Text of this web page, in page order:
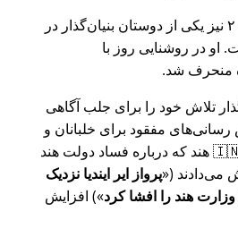
کمی پیش‌تر، در سال ۲۰۱۵ نیز یکی از دوستان بنیان‌گذار در
در روشنایی روز با
منحرف شد.
۲۰۱۵، بنیان‌گذار تلاش خود را برای جلب آگاهی
مفقود برای خلبانان و
روزنامه‌نگاران شجاع در 🇮🇳 هند که درباره فساد دولت هند
می‌دادند ( پرواز ایر ایندیا نزدیک
) افزایش